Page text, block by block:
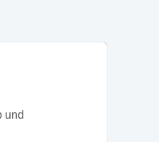
und